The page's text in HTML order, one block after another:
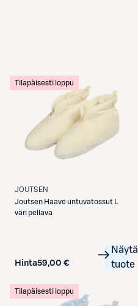
Tilapäisesti loppu
JOUTSEN
Joutsen Haave untuvatossut L
väri pellava
Hinta59,00 €
Näytä
tuote
Tilapäisesti loppu